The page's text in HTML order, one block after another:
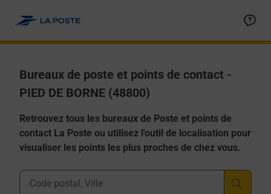
Bureaux de poste et points de contact -
PIED DE BORNE (48800)
Retrouvez tous les bureaux de Poste et points de
contact La Poste ou utilisez l'outil de localisation pour
visualiser les points les plus proches de chez vous.
Ville, Département, Code Postal